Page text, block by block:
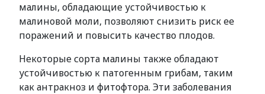
малины, обладающие устойчивостью к
малиновой моли, позволяют снизить риск ее
поражений и повысить качество плодов.
Некоторые сорта малины также обладают
устойчивостью к патогенным грибам, таким
как антракноз и фитофтора. Эти заболевания